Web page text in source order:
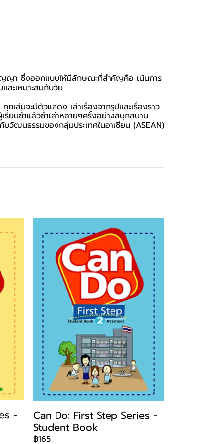
ญา ซึ่งออกแบบให้มีลักษณะที่สำคัญคือ เน้นการ
ละเหมาะสมกับวัย
ล่มจะมีตัวแสดง เล่าเรื่องจากรูปและเรื่องราว
ยนซ้ำแล้วซ้ำเล่าหลายๆครั้งอย่างสนุกสนาน
วัฒนธรรมของกลุ่มประเทศในอาเซียน (ASEAN)
-
Can Do: First Step Series -
Student Book
฿165